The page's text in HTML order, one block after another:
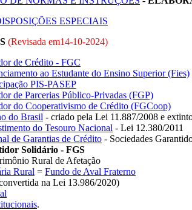
ESPECIAIS
(Revisada em14-10-2024)
de Crédito - FGC
ao Estudante do Ensino Superior (Fies)
PIS-PASEP
de Parcerias Público-Privadas (FGP)
do Cooperativismo de Crédito (FGCoop)
do Brasil - criado pela Lei 11.887/2008 e
do Tesouro Nacional - Lei 12.380/2011
de Garantias de Crédito - Sociedades
Solidário - FGS
Rural de Afetação
Rural = Fundo de Aval Fraterno
na Lei 13.986/2020)
.